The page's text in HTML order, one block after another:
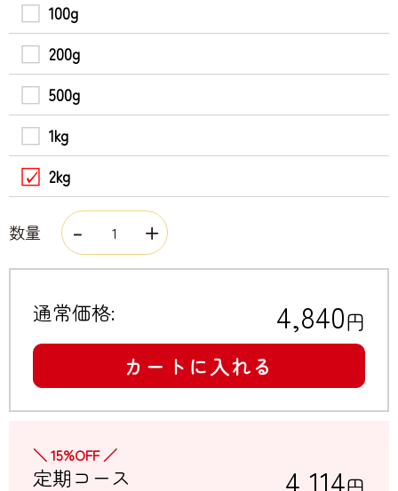
100g
200g
500g
1kg
2kg
数量
通常価格: 4,840円
カートに入れる
＼ 15%OFF ／
定期コース 4,114